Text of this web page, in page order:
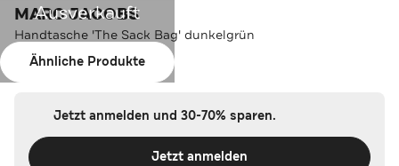
Ausverkauft
Ähnliche Produkte
MARC JACOBS
Handtasche 'The Sack Bag' dunkelgrün
Farbe:dunkelgrün
Jetzt anmelden und 30-70% sparen.
Jetzt anmelden